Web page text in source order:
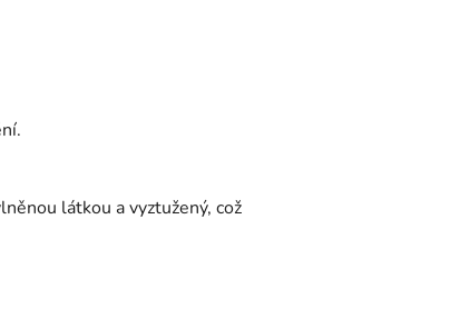
látkou a vyztužený, což